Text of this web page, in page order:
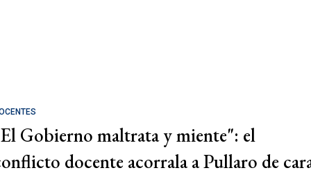
Gobierno maltrata y miente": el
docente acorrala a Pullaro de